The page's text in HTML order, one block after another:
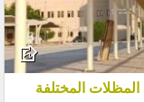
المختلفة